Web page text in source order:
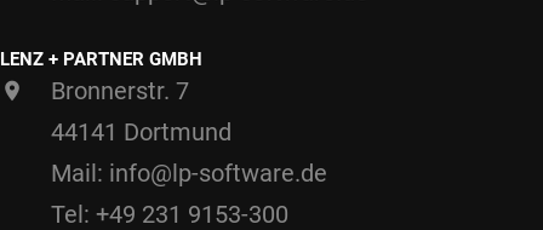
LENZ + PARTNER GMBH
Bronnerstr. 7
44141 Dortmund
Mail: info@lp-software.de
Tel: +49 231 9153-300